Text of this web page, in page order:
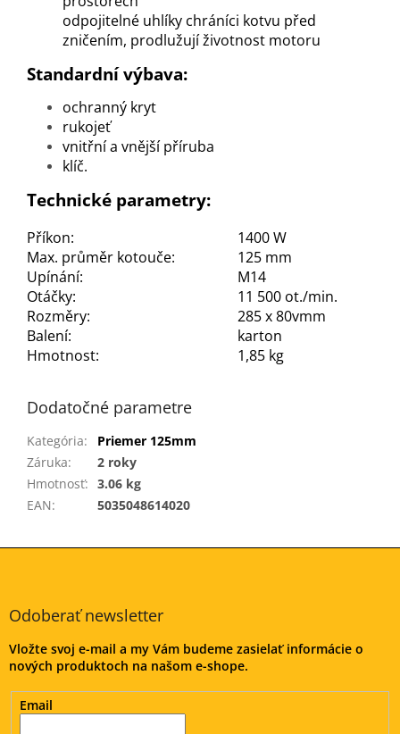
odpojitelné uhlíky chráníci kotvu před
zničením, prodlužují životnost motoru
Standardní výbava:
ochranný kryt
rukojeť
vnitřní a vnější příruba
klíč.
Technické parametry:
Příkon:
1400 W
Max. průměr kotouče:
125 mm
Upínání:
M14
Otáčky:
11 500 ot./min.
Rozměry:
285 x 80vmm
Balení:
karton
Hmotnost:
1,85 kg
Dodatočné parametre
Kategória:
Priemer 125mm
Záruka:
2 roky
Hmotnosť: 3.06 kg
EAN: 5035048614020
Z
Odoberať newsletter
Vložte svoj e-mail a my Vám budeme zasielať informácie o
nových produktoch na našom e-shope.
Email